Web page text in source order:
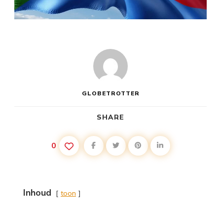
GLOBETROTTER
SHARE
0
Inhoud toon